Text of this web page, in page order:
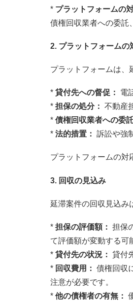
* プラットフォームの
債権回収業者への委託
2. プラットフォームの
プラットフォームは、
* 貸付先への督促：
電
* 担保の処分： 不動産
* 債権回収業者への委託
* 法的措置： 訴訟や強
プラットフォームの対
3. 回収の見込み
延滞案件の回収見込み
* 担保の評価額： 担保
て評価額が変動する可
* 貸付先の状況： 貸付
* 回収費用： 債権回収
注意が必要です。
* 他の債権者の有無：